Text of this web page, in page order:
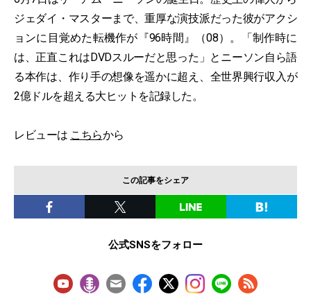
ジェダイ・マスターまで、重厚な演技派だった彼がアクシ
ョンに目覚めた転機作が『96時間』（08）。「制作時に
は、正直これはDVDスルーだと思った」とニーソン自ら語
る本作は、作り手の想像を遥かに超え、全世界興行収入が
2億ドルを超える大ヒットを記録した。
レビューは こちらから
この記事をシェア
公式SNSをフォロー